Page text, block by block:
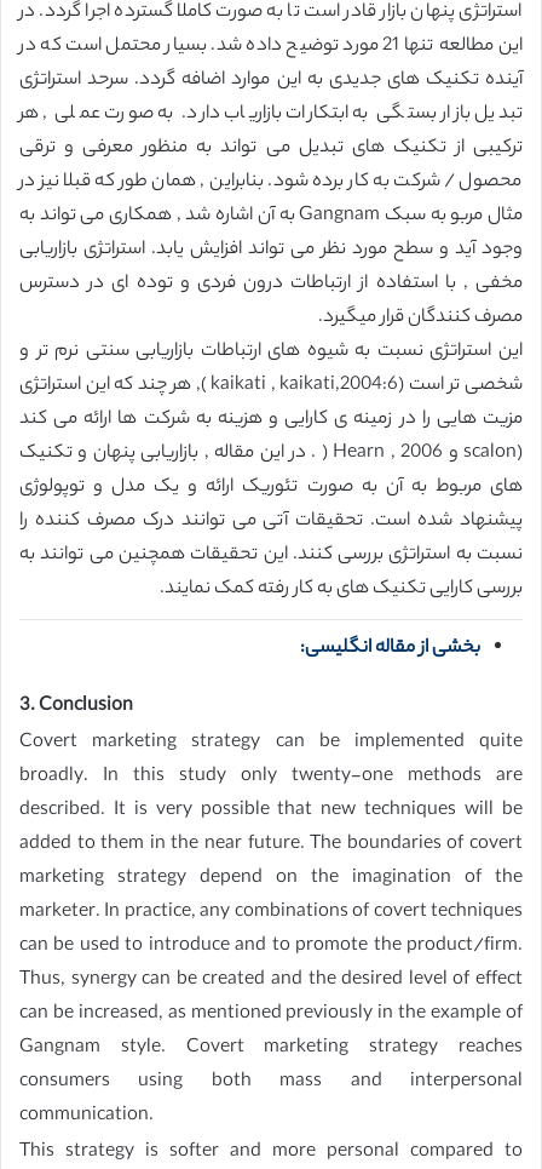
استراتژی پنهان بازار قادر است تا به صورت کاملا گسترده اجرا گردد. در
این مطالعه تنها 21 مورد توضیح داده شد. بسیار محتمل است که در
آینده تکنیک های جدیدی به این موارد اضافه گردد. سرحد استراتژی
تبدیل بازار بستگی به ابتکارات بازاریاب دارد. به صورت عملی , هر
ترکیبی از تکنیک های تبدیل می تواند به منظور معرفی و ترقی
محصول / شرکت به کار برده شود. بنابراین , همان طور که قبلا نیز در
مثال مربو به سبک Gangnam به آن اشاره شد , همکاری می تواند به
وجود آید و سطح مورد نظر می تواند افزایش یابد. استراتژی بازاریابی
مخفی , با استفاده از ارتباطات درون فردی و توده ای در دسترس
مصرف کنندگان قرار میگیرد.
این استراتژی نسبت به شیوه های ارتباطات بازاریابی سنتی نرم تر و
شخصی تر است (kaikati , kaikati,2004:6 ), هر چند که این استراتژی
مزیت هایی را در زمینه ی کارایی و هزینه به شرکت ها ارائه می کند
(scalon و Hearn , 2006 ( . در این مقاله , بازاریابی پنهان و تکنیک
های مربوط به آن به صورت تئوریک ارائه و یک مدل و توپولوژی
پیشنهاد شده است. تحقیقات آتی می توانند درک مصرف کننده را
نسبت به استراتژی بررسی کنند. این تحقیقات همچنین می توانند به
بررسی کارایی تکنیک های به کار رفته کمک نمایند.
بخشی از مقاله انگلیسی:
3. Conclusion
Covert marketing strategy can be implemented quite
broadly. In this study only twenty-one methods are
described. It is very possible that new techniques will be
added to them in the near future. The boundaries of covert
marketing strategy depend on the imagination of the
marketer. In practice, any combinations of covert techniques
can be used to introduce and to promote the product/firm.
Thus, synergy can be created and the desired level of effect
can be increased, as mentioned previously in the example of
Gangnam style. Covert marketing strategy reaches
consumers using both mass and interpersonal
communication.
This strategy is softer and more personal compared to